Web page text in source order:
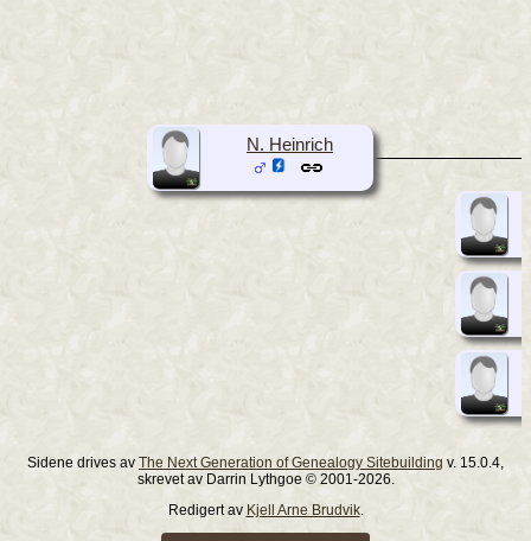
N. Heinrich
Sidene drives av The Next Generation of Genealogy Sitebuilding v. 15.0.4,
skrevet av Darrin Lythgoe © 2001-2026.
Redigert av Kjell Arne Brudvik.